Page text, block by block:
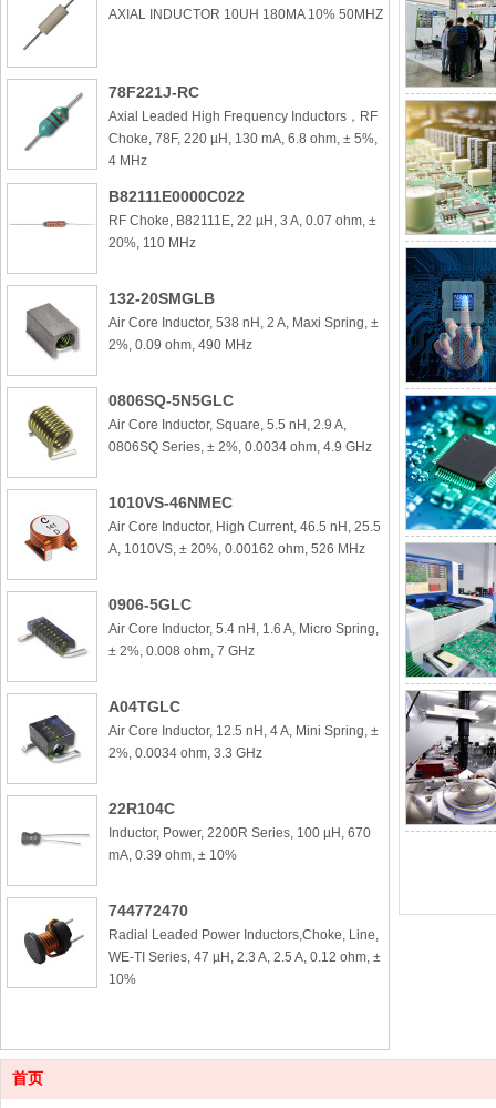
AXIAL INDUCTOR 10UH 180MA 10% 50MHZ
78F221J-RC
Axial Leaded High Frequency Inductors，RF
Choke, 78F, 220 µH, 130 mA, 6.8 ohm, ± 5%,
4 MHz
B82111E0000C022
RF Choke, B82111E, 22 µH, 3 A, 0.07 ohm, ±
20%, 110 MHz
132-20SMGLB
Air Core Inductor, 538 nH, 2 A, Maxi Spring, ±
2%, 0.09 ohm, 490 MHz
0806SQ-5N5GLC
Air Core Inductor, Square, 5.5 nH, 2.9 A,
0806SQ Series, ± 2%, 0.0034 ohm, 4.9 GHz
1010VS-46NMEC
Air Core Inductor, High Current, 46.5 nH, 25.5
A, 1010VS, ± 20%, 0.00162 ohm, 526 MHz
0906-5GLC
Air Core Inductor, 5.4 nH, 1.6 A, Micro Spring,
± 2%, 0.008 ohm, 7 GHz
A04TGLC
Air Core Inductor, 12.5 nH, 4 A, Mini Spring, ±
2%, 0.0034 ohm, 3.3 GHz
22R104C
Inductor, Power, 2200R Series, 100 µH, 670
mA, 0.39 ohm, ± 10%
744772470
Radial Leaded Power Inductors,Choke, Line,
WE-TI Series, 47 µH, 2.3 A, 2.5 A, 0.12 ohm, ±
10%
首页